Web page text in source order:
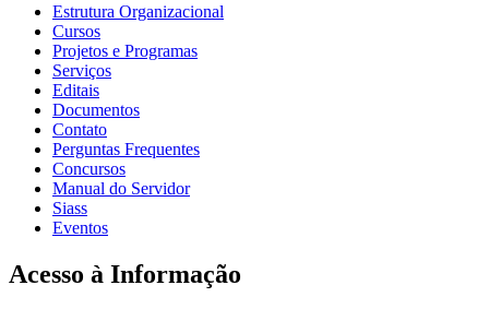
Estrutura Organizacional
Cursos
Projetos e Programas
Serviços
Editais
Documentos
Contato
Perguntas Frequentes
Concursos
Manual do Servidor
Siass
Eventos
Acesso à Informação